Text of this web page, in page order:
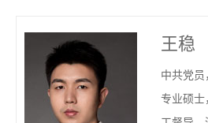
王稳
中共党
专业硕士